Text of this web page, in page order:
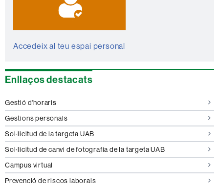
Accedeix al teu espai personal
Enllaços destacats
Gestió d'horaris
Gestions personals
Sol·licitud de la targeta UAB
Sol·licitud de canvi de fotografia de la targeta UAB
Campus virtual
Prevenció de riscos laborals